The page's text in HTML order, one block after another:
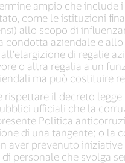
ampio che
come le istituzioni
allo scopo di
aziendale e
di regalie
o altra regalia a un
ma può costituire
rispettare il decreto
ufficiali che la
Politica
di una tangente; o
aver prevenuto
personale che svolga